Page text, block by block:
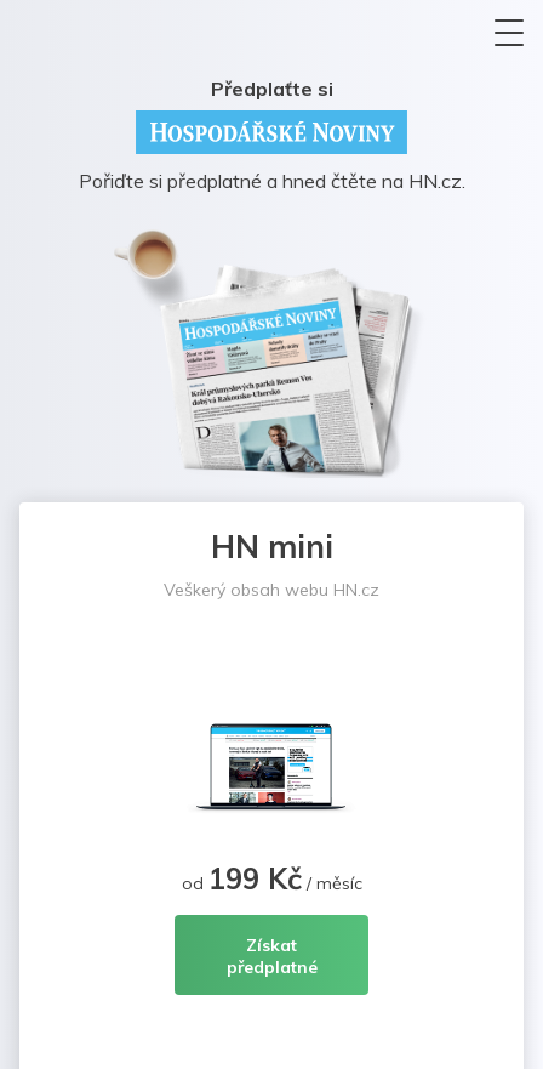
Předplaťte si
Pořiďte si předplatné a hned čtěte na HN.cz.
HN mini
Veškerý obsah webu HN.cz
od 199 Kč/ měsíc
Získat
předplatné